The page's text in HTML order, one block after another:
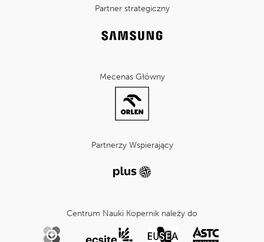
Partner strategiczny
Mecenas Główny
Partnerzy Wspierający
Centrum Nauki Kopernik należy do